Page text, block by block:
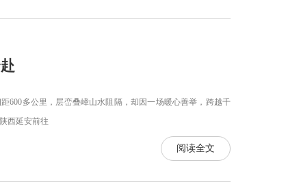
多公里，层峦叠嶂山水阻隔，却因一场暖心善举，跨越千
西延安前往
阅读全文